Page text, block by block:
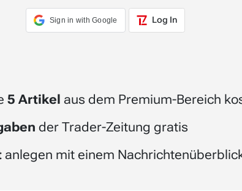
Sign in with Google Log In
5 Artikel aus dem Premium-Bereich
der Trader-Zeitung gratis
anlegen mit einem